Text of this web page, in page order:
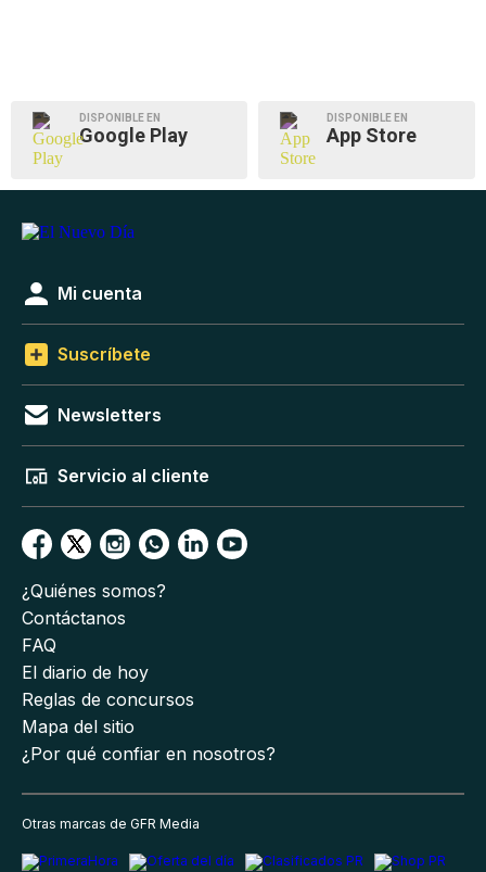
DISPONIBLE EN
Google Play
DISPONIBLE EN
App Store
Mi cuenta
Suscríbete
Newsletters
Servicio al cliente
¿Quiénes somos?
Contáctanos
FAQ
El diario de hoy
Reglas de concursos
Mapa del sitio
¿Por qué confiar en nosotros?
Otras marcas de GFR Media